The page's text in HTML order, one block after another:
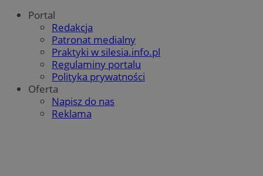
Portal
Redakcja
Patronat medialny
Praktyki w silesia.info.pl
Regulaminy portalu
Polityka prywatności
Oferta
Napisz do nas
Reklama